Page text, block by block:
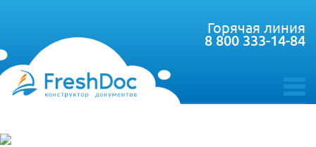
toggle
Горячая линия
8 800 333-14-84